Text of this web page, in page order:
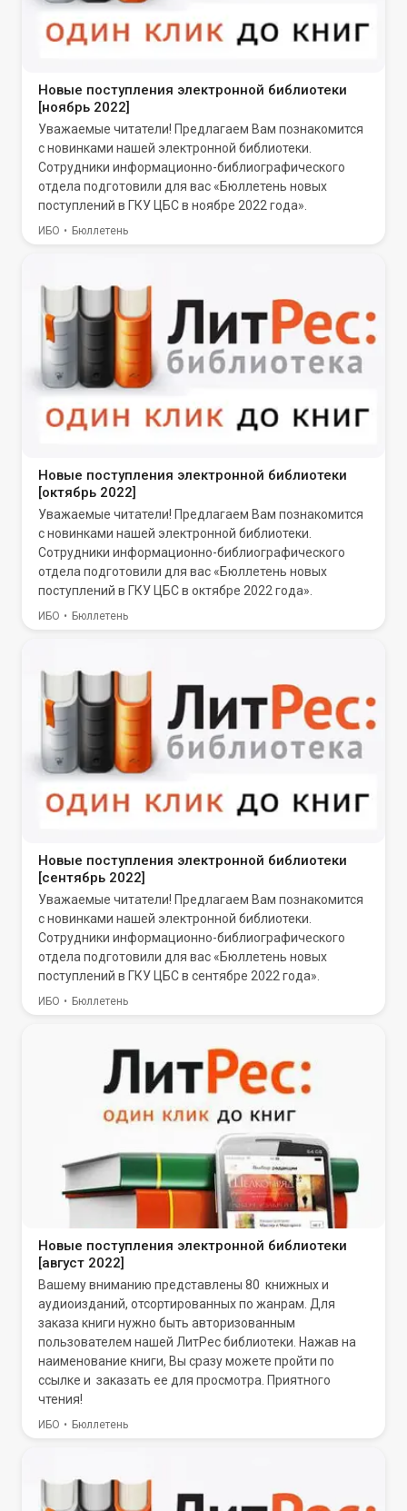
Новые поступления электронной библиотеки
[ноябрь 2022]
Уважаемые читатели! Предлагаем Вам познакомится
с новинками нашей электронной библиотеки.
Сотрудники информационно-библиографического
отдела подготовили для вас «Бюллетень новых
поступлений в ГКУ ЦБС в ноябре 2022 года».
ИБО Бюллетень
Новые поступления электронной библиотеки
[октябрь 2022]
Уважаемые читатели! Предлагаем Вам познакомится
с новинками нашей электронной библиотеки.
Сотрудники информационно-библиографического
отдела подготовили для вас «Бюллетень новых
поступлений в ГКУ ЦБС в октябре 2022 года».
ИБО Бюллетень
Новые поступления электронной библиотеки
[сентябрь 2022]
Уважаемые читатели! Предлагаем Вам познакомится
с новинками нашей электронной библиотеки.
Сотрудники информационно-библиографического
отдела подготовили для вас «Бюллетень новых
поступлений в ГКУ ЦБС в сентябре 2022 года».
ИБО Бюллетень
Новые поступления электронной библиотеки
[август 2022]
Вашему вниманию представлены 80 книжных и
аудиоизданий, отсортированных по жанрам. Для
заказа книги нужно быть авторизованным
пользователем нашей ЛитРес библиотеки. Нажав на
наименование книги, Вы сразу можете пройти по
ссылке и заказать ее для просмотра. Приятного
чтения!
ИБО Бюллетень